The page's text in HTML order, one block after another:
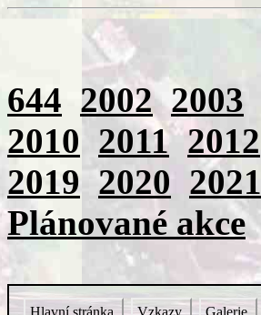
644 2002 2003
2010 2011 2012
2019 2020 2021
Plánované akce
Hlavní stránka Vzkazy Galerie